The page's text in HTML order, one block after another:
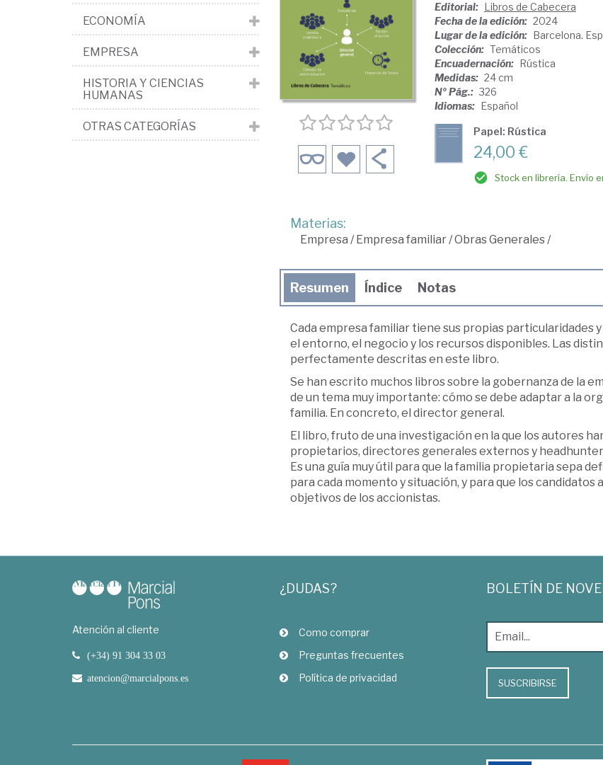
Editorial: Libros de Cabecera
Fecha de la edición: 2024
Lugar de la edición: Barcelona.
Colección: Temáticos
Encuadernación: Rústica
Medidas: 24 cm
Nº Pág.: 326
Idiomas: Español
Papel: Rústica
24,00 €
Stock en librería. Envío
Materias:
Empresa /Empresa familiar/Obras Generales/
Resumen Índice Notas
Cada empresa familiar tiene sus propias particularidades
el entorno, el negocio y los recursos disponibles. Las
perfectamente descritas en este libro.
Se han escrito muchos libros sobre la gobernanza de la
de un tema muy importante: cómo se debe adaptar a la
familia. En concreto, el director general.
El libro, fruto de una investigación en la que los autores
propietarios, directores generales externos y
Es una guía muy útil para que la familia propietaria sepa
para cada momento y situación, y para que los
objetivos de los accionistas.
ECONOMÍA
EMPRESA
HISTORIA Y CIENCIAS
HUMANAS
OTRAS CATEGORÍAS
Atención al cliente
(+34) 91 304 33 03
atencion@marcialpons.es
¿DUDAS?
Como comprar
Preguntas frecuentes
Política de privacidad
BOLETÍN DE
SUSCRIBIRSE